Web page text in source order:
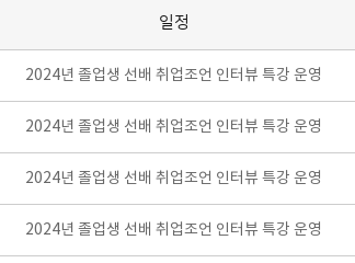
일정
2024년 졸업생 선배 취업조언 인터뷰 특강 운영
2024년 졸업생 선배 취업조언 인터뷰 특강 운영
2024년 졸업생 선배 취업조언 인터뷰 특강 운영
2024년 졸업생 선배 취업조언 인터뷰 특강 운영